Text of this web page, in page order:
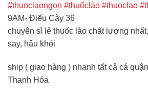
#thuoclaongon #thuốclào #thuoclao
9AM- Điếu Cày 36
chuyên sỉ lẻ thuốc lào chất lượng
say, hậu khói
ship ( giao hàng ) nhanh tất cả cá
Thanh Hóa